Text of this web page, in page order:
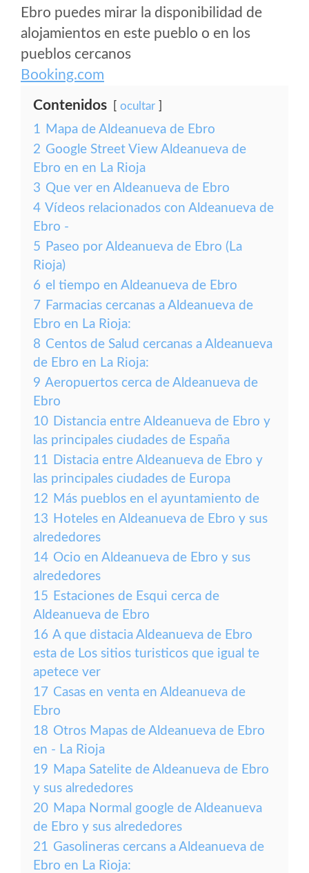
Ebro puedes mirar la disponibilidad de
alojamientos en este pueblo o en los
pueblos cercanos
Booking.com
Contenidos ocultar
1 Mapa de Aldeanueva de Ebro
2 Google Street View Aldeanueva de
Ebro en en La Rioja
3 Que ver en Aldeanueva de Ebro
4 Vídeos relacionados con Aldeanueva de
Ebro -
5 Paseo por Aldeanueva de Ebro (La
Rioja)
6 el tiempo en Aldeanueva de Ebro
7 Farmacias cercanas a Aldeanueva de
Ebro en La Rioja:
8 Centos de Salud cercanas a Aldeanueva
de Ebro en La Rioja:
9 Aeropuertos cerca de Aldeanueva de
Ebro
10 Distancia entre Aldeanueva de Ebro y
las principales ciudades de España
11 Distacia entre Aldeanueva de Ebro y
las principales ciudades de Europa
12 Más pueblos en el ayuntamiento de
13 Hoteles en Aldeanueva de Ebro y sus
alrededores
14 Ocio en Aldeanueva de Ebro y sus
alrededores
15 Estaciones de Esqui cerca de
Aldeanueva de Ebro
16 A que distacia Aldeanueva de Ebro
esta de Los sitios turisticos que igual te
apetece ver
17 Casas en venta en Aldeanueva de
Ebro
18 Otros Mapas de Aldeanueva de Ebro
en - La Rioja
19 Mapa Satelite de Aldeanueva de Ebro
y sus alrededores
20 Mapa Normal google de Aldeanueva
de Ebro y sus alrededores
21 Gasolineras cercans a Aldeanueva de
Ebro en La Rioja: